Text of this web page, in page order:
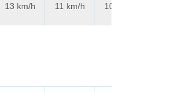
13 km/h
11 km/h
10 km/h